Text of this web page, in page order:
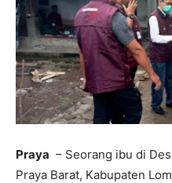
Praya – Seorang ibu di
Praya Barat, Kabupaten